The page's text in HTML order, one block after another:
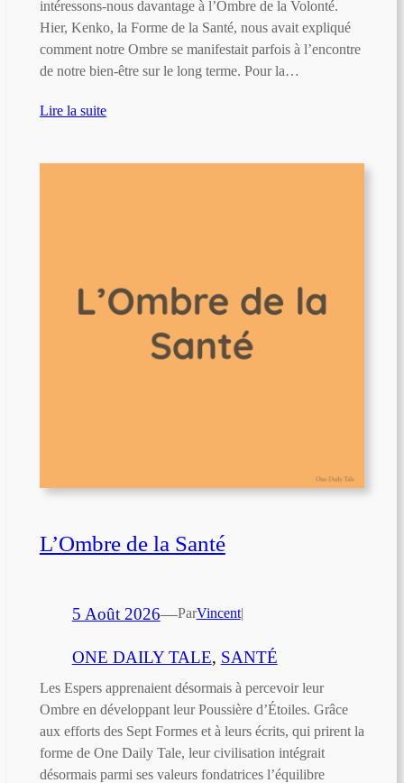
intéressons-nous davantage à l’Ombre de la Volonté.
Hier, Kenko, la Forme de la Santé, nous avait expliqué
comment notre Ombre se manifestait parfois à l’encontre
de notre bien-être sur le long terme. Pour la…
Lire la suite
L’Ombre de la Santé
5 Août 2026—ParVincent|
ONE DAILY TALE, SANTÉ
Les Espers apprenaient désormais à percevoir leur
Ombre en développant leur Poussière d’Étoiles. Grâce
aux efforts des Sept Formes et à leurs écrits, qui prirent la
forme de One Daily Tale, leur civilisation intégrait
désormais parmi ses valeurs fondatrices l’équilibre